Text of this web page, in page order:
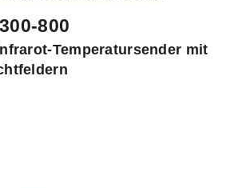
800
Temperatursender mit